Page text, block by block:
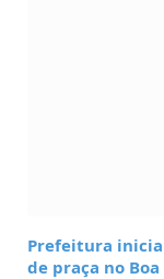
Prefeitura
de praça no Boa